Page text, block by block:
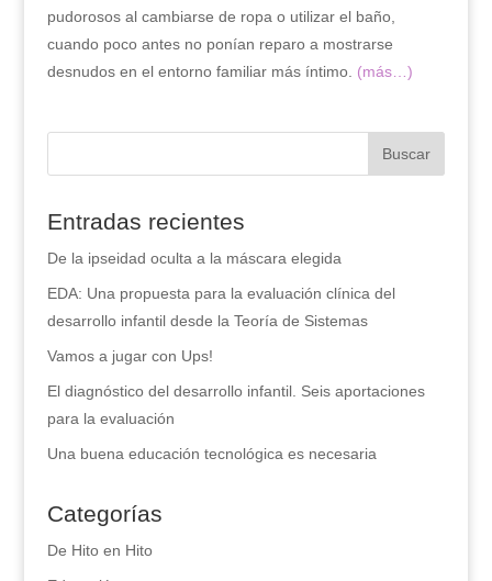
pudorosos al cambiarse de ropa o utilizar el baño,
cuando poco antes no ponían reparo a mostrarse
desnudos en el entorno familiar más íntimo. (más…)
Entradas recientes
De la ipseidad oculta a la máscara elegida
EDA: Una propuesta para la evaluación clínica del
desarrollo infantil desde la Teoría de Sistemas
Vamos a jugar con Ups!
El diagnóstico del desarrollo infantil. Seis aportaciones
para la evaluación
Una buena educación tecnológica es necesaria
Categorías
De Hito en Hito